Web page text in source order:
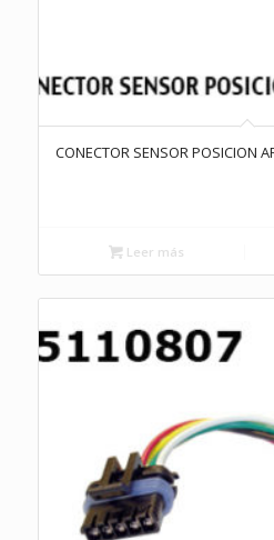
CONECTOR SENSOR POSICION
Leer más